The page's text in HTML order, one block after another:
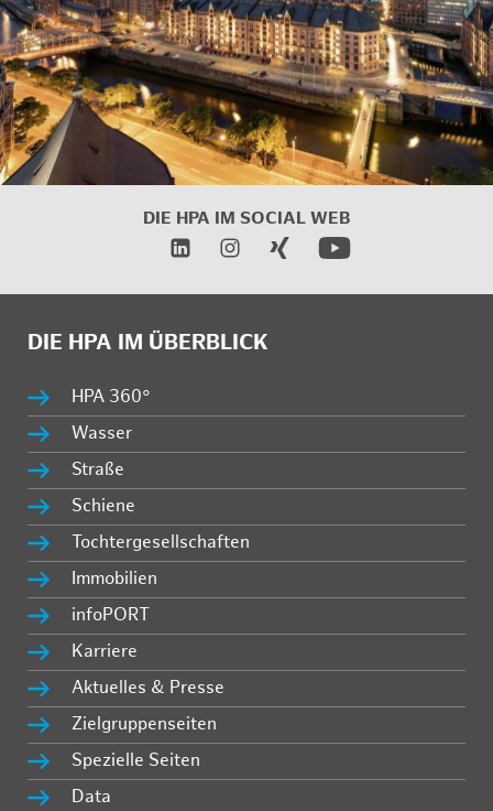
DIE HPA IM SOCIAL WEB
DIE HPA IM ÜBERBLICK
HPA 360°
Wasser
Straße
Schiene
Tochtergesellschaften
Immobilien
infoPORT
Karriere
Aktuelles & Presse
Zielgruppenseiten
Spezielle Seiten
Data